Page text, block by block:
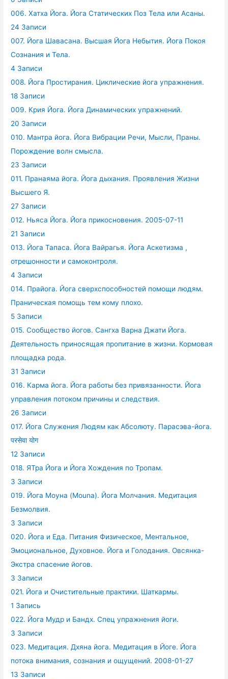
006. Хатха Йога. Йога Статических Поз Тела или Асаны.
24 Записи
007. Йога Шавасана. Высшая Йога Небытия. Йога Покоя
Сознания и Тела.
4 Записи
008. Йога Простирания. Циклические йога упражнения.
18 Записи
009. Крия Йога. Йога Динамических упражнений.
20 Записи
010. Мантра йога. Йога Вибрации Речи, Мысли, Праны.
Порождение волн смысла.
23 Записи
011. Пранаяма йога. Йога дыхания. Проявления Жизни
Высшего Я.
27 Записи
012. Ньяса Йога. Йога прикосновения. 2005-07-11
21 Записи
013. Йога Тапаса. Йога Вайрагья. Йога Аскетизма ,
отрешонности и самоконтроля.
4 Записи
014. Прайога. Йога сверхспособностей помощи людям.
Праническая помощь тем кому плохо.
5 Записи
015. Сообщество йогов. Сангха Варна Джати Йога.
Деятельность приносящая пропитание в жизни. Кормовая
площадка рода.
31 Записи
016. Карма йога. Йога работы без привязанности. Йога
управления потоком причины и следствия.
26 Записи
017. Йога Служения Людям как Абсолюту. Парасэва-йога.
परसेवा योग
12 Записи
018. ЯТра Йога и Йога Хождения по Тропам.
3 Записи
019. Йога Моуна (Mouna). Йога Молчания. Медитация
Безмолвия.
3 Записи
020. Йога и Еда. Питания Физическое, Ментальное,
Эмоциональное, Духовное. Йога и Голодания. Овсянка-
Экстра спасение йогов.
3 Записи
021. Йога и Очистительные практики. Шаткармы.
1 Запись
022. Йога Мудр и Бандх. Спец упражнения йоги.
3 Записи
023. Медитация. Дхяна йога. Медитация в Йоге. Йога
потока внимания, сознания и ощущений. 2008-01-27
13 Записи